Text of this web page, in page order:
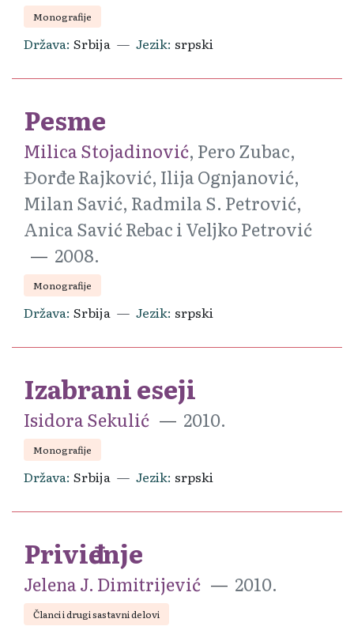
Monografije
Država Srbija Jezik srpski
Pesme
Milica Stojadinović, Pero Zubac,
Đorđe Rajković, Ilija Ognjanović,
Milan Savić, Radmila S. Petrović,
Anica Savić Rebac i Veljko Petrović
2008.
Monografije
Država Srbija Jezik srpski
Izabrani eseji
Isidora Sekulić 2010.
Monografije
Država Srbija Jezik srpski
Priviđenje
Jelena J. Dimitrijević 2010.
Članci i drugi sastavni delovi